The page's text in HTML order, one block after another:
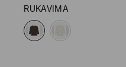
RUKAVIMA